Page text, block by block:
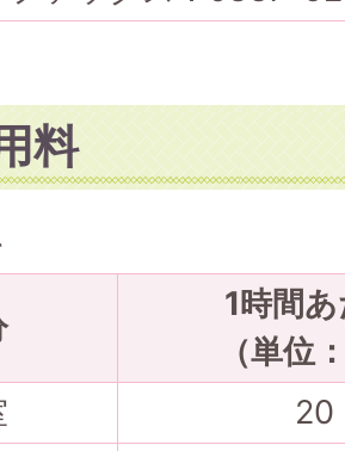
料
1時間
（単位
20